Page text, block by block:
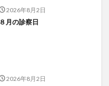
2026年8月2日
８月の診察日
2026年8月2日